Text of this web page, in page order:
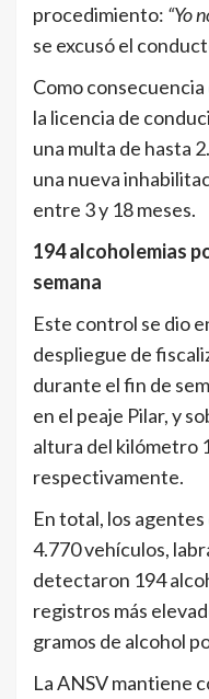
procedimiento: “Yo
se excusó el
Como
la licencia de
una multa de hasta
una nueva
entre 3 y 18 meses.
194 alcoholemias
semana
Este control se dio
despliegue de
durante el fin de
en el peaje Pilar, y
altura del kilómetro
respectivamente.
En total, los
4.770 vehículos,
detectaron 194
registros más
gramos de alcohol
La ANSV mantiene